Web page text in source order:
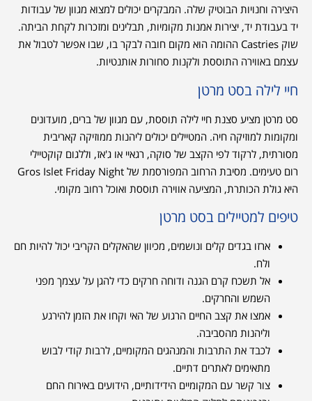
היצירה וחנויות הבוטיק שלה. המבקרים יכולים למצוא מגוון של עבודות
יד בעבודת יד, יצירות אמנות מקומיות, תבלינים ומזכרות לקחת הביתה.
שוק Castries ההומה הוא מקום חובה לבקר בו, שבו אפשר לטבול את
עצמם באווירה התוססת ולקנות סחורות אותנטיות.
חיי לילה בסט מרטן
סט מרטן מציע סצנת חיי לילה תוססת, עם מגוון של ברים, מועדונים
ומקומות למוזיקה חיה. המטיילים יכולים ליהנות ממוזיקה קאריבית
מסורתית, לרקוד לפי הקצב של סוקה, רגאיי או ג'אז, וללגום קוקטיילי
רום טעימים. מסיבת הרחוב המפורסמת של Gros Islet Friday Night
היא גולת הכותרת, המציעה אווירה תוססת ואוכל רחוב מקומי.
טיפים למטיילים בסט מרטן
ארזו בגדים קלים ונושמים, מכיוון שהאקלים הקריבי יכול להיות חם
ולח.
אל תשכח קרם הגנה ודוחה חרקים כדי להגן על עצמך מפני
השמש והחרקים.
אמצו את קצב החיים הרגוע של האי וקחו את הזמן להירגע
וליהנות מהסביבה.
לכבד את התרבות והמנהגים המקומיים, לרבות קודי לבוש
מתאימים לאתרים דתיים.
צור קשר עם המקומיים הידידותיים, הידועים באירוח החם